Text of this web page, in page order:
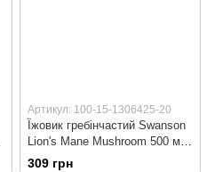
Артикул: 100-15-1306425-20
Їжовик гребінчастий Swanson
Lion's Mane Mushroom 500 мг
60 капсул
309 грн